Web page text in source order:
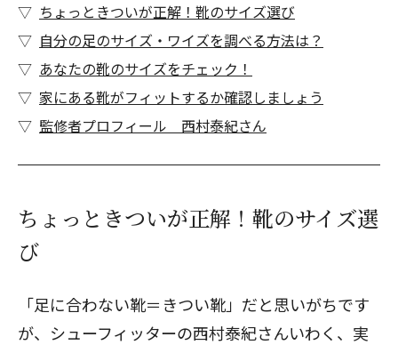
ちょっときついが正解！靴のサイズ選び
自分の足のサイズ・ワイズを調べる方法は？
あなたの靴のサイズをチェック！
家にある靴がフィットするか確認しましょう
監修者プロフィール 西村泰紀さん
ちょっときついが正解！靴のサイズ選
び
「足に合わない靴＝きつい靴」だと思いがちです
が、シューフィッターの西村泰紀さんいわく、実